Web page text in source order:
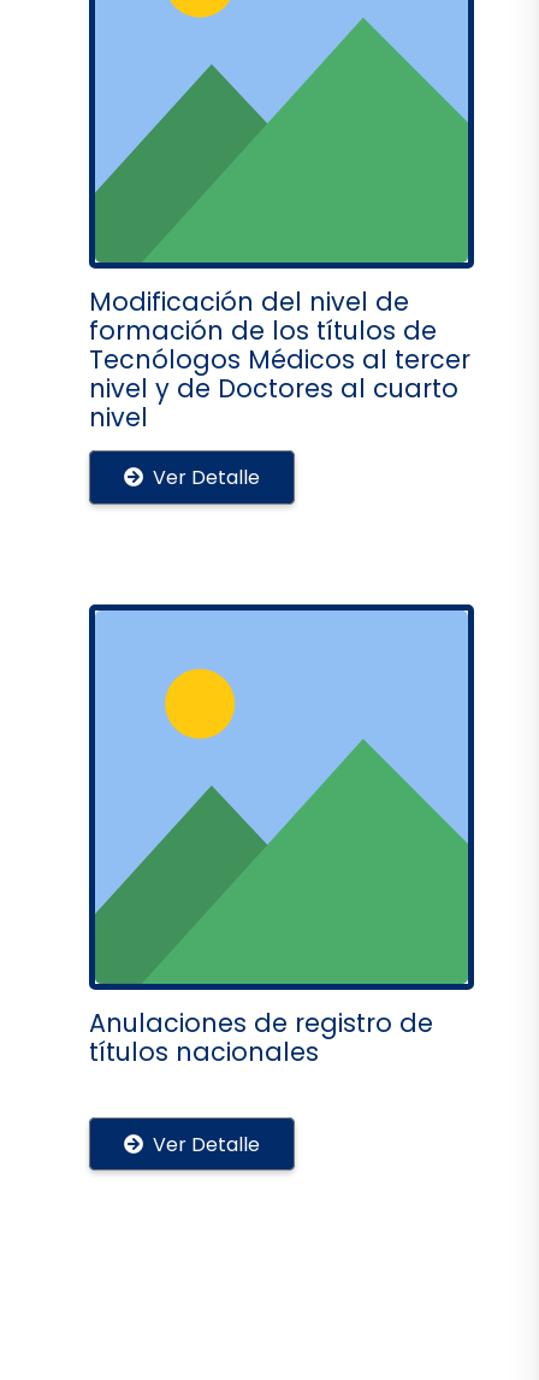
Modificación del nivel de
formación de los títulos de
Tecnólogos Médicos al tercer
nivel y de Doctores al cuarto
nivel
Ver Detalle
Anulaciones de registro de
títulos nacionales
Ver Detalle